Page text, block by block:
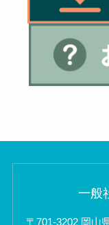
一般
〒701-3202 岡山